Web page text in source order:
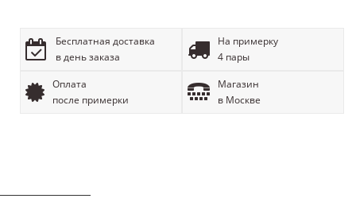
Бесплатная доставка
в день заказа
На примерку
4 пары
Оплата
после примерки
Магазин
в Москве